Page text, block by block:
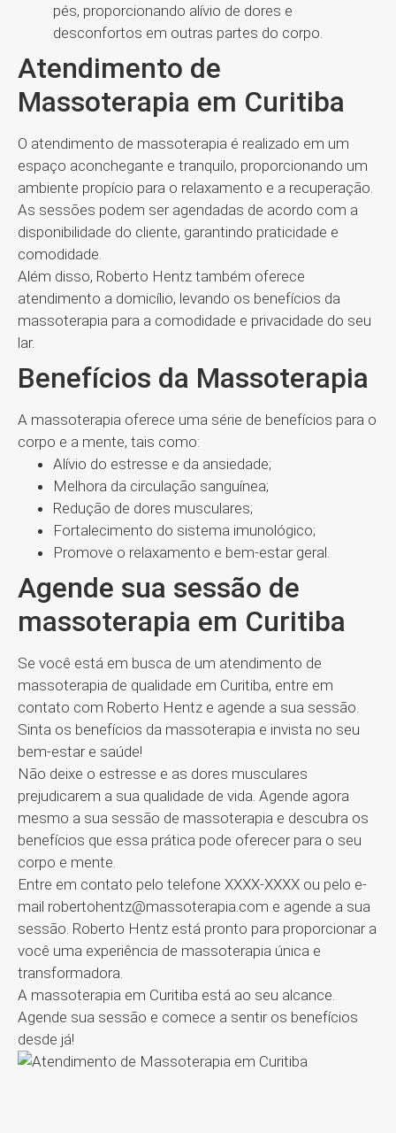
pés, proporcionando alívio de dores e
desconfortos em outras partes do corpo.
Atendimento de
Massoterapia em Curitiba
O atendimento de massoterapia é realizado em um
espaço aconchegante e tranquilo, proporcionando um
ambiente propício para o relaxamento e a recuperação.
As sessões podem ser agendadas de acordo com a
disponibilidade do cliente, garantindo praticidade e
comodidade.
Além disso, Roberto Hentz também oferece
atendimento a domicílio, levando os benefícios da
massoterapia para a comodidade e privacidade do seu
lar.
Benefícios da Massoterapia
A massoterapia oferece uma série de benefícios para o
corpo e a mente, tais como:
Alívio do estresse e da ansiedade;
Melhora da circulação sanguínea;
Redução de dores musculares;
Fortalecimento do sistema imunológico;
Promove o relaxamento e bem-estar geral.
Agende sua sessão de
massoterapia em Curitiba
Se você está em busca de um atendimento de
massoterapia de qualidade em Curitiba, entre em
contato com Roberto Hentz e agende a sua sessão.
Sinta os benefícios da massoterapia e invista no seu
bem-estar e saúde!
Não deixe o estresse e as dores musculares
prejudicarem a sua qualidade de vida. Agende agora
mesmo a sua sessão de massoterapia e descubra os
benefícios que essa prática pode oferecer para o seu
corpo e mente.
Entre em contato pelo telefone XXXX-XXXX ou pelo e-
mail robertohentz@massoterapia.com e agende a sua
sessão. Roberto Hentz está pronto para proporcionar a
você uma experiência de massoterapia única e
transformadora.
A massoterapia em Curitiba está ao seu alcance.
Agende sua sessão e comece a sentir os benefícios
desde já!